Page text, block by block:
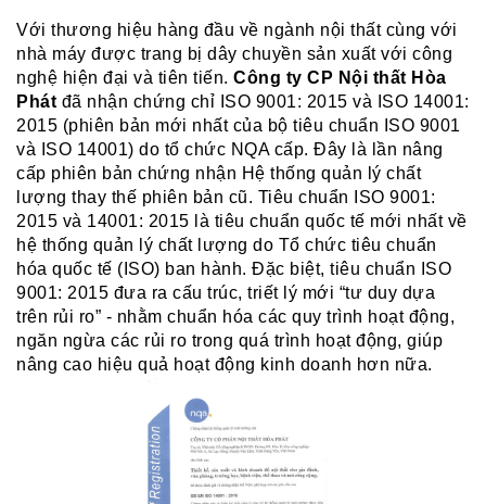
Với thương hiệu hàng đầu về ngành nội thất cùng với
nhà máy được trang bị dây chuyền sản xuất với công
nghệ hiện đại và tiên tiến. Công ty CP Nội thất Hòa
Phát đã nhận chứng chỉ ISO 9001: 2015 và ISO 14001:
2015 (phiên bản mới nhất của bộ tiêu chuẩn ISO 9001
và ISO 14001) do tổ chức NQA cấp. Đây là lần nâng
cấp phiên bản chứng nhận Hệ thống quản lý chất
lượng thay thế phiên bản cũ. Tiêu chuẩn ISO 9001:
2015 và 14001: 2015 là tiêu chuẩn quốc tế mới nhất về
hệ thống quản lý chất lượng do Tổ chức tiêu chuẩn
hóa quốc tế (ISO) ban hành. Đặc biệt, tiêu chuẩn ISO
9001: 2015 đưa ra cấu trúc, triết lý mới “tư duy dựa
trên rủi ro” - nhằm chuẩn hóa các quy trình hoạt động,
ngăn ngừa các rủi ro trong quá trình hoạt động, giúp
nâng cao hiệu quả hoạt động kinh doanh hơn nữa.